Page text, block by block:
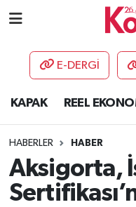
E-DERGİ
KAPAK REEL
HABERLER HABER
Aksigorta,
AKADEMİ
DESTEK-TEŞVİK
ETKİNLİK
GÜNCEL